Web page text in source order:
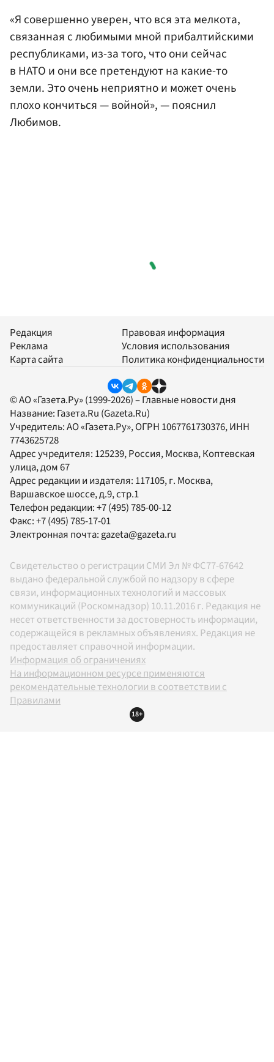
«Я совершенно уверен, что вся эта мелкота,
связанная с любимыми мной прибалтийскими
республиками, из-за того, что они сейчас
в НАТО и они все претендуют на какие-то
земли. Это очень неприятно и может очень
плохо кончиться — войной», — пояснил
Любимов.
Редакция
Реклама
Карта сайта
Правовая информация
Условия использования
Политика конфиденциальности
© АО «Газета.Ру» (1999-2026) – Главные новости дня
Название: Газета.Ru (Gazeta.Ru)
Учредитель:АО «Газета.Ру», ОГРН 1067761730376, ИНН
7743625728
Адрес учредителя: 125239, Россия, Москва, Коптевская
улица, дом 67
Адрес редакции и издателя: 117105, г. Москва,
Варшавское шоссе, д.9, стр.1
Телефон редакции:+7 (495) 785-00-12
Факс:+7 (495) 785-17-01
Электронная почта:gazeta@gazeta.ru
Свидетельство о регистрации СМИ Эл № ФС77-67642
выдано федеральной службой по надзору в сфере
связи, информационных технологий и массовых
коммуникаций (Роскомнадзор) 10.11.2016 г. Редакция не
несет ответственности за достоверность информации,
содержащейся в рекламных объявлениях. Редакция не
предоставляет справочной информации.
Информация об ограничениях
На информационном ресурсе применяются
рекомендательные технологии в соответствии с
Правилами
18+